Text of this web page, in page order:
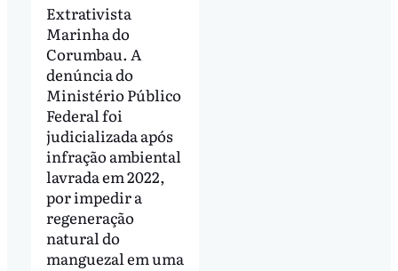
Extrativista
Marinha do
Corumbau. A
denúncia do
Ministério Público
Federal foi
judicializada após
infração ambiental
lavrada em 2022,
por impedir a
regeneração
natural do
manguezal em uma